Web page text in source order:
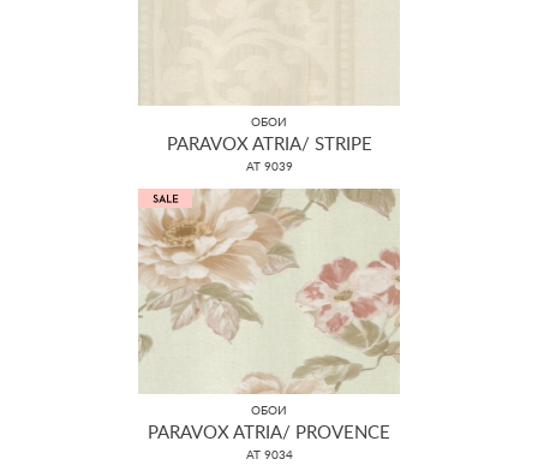
ОБОИ
PARAVOX ATRIA/ STRIPE
AT 9039
ОБОИ
PARAVOX ATRIA/ PROVENCE
AT 9034